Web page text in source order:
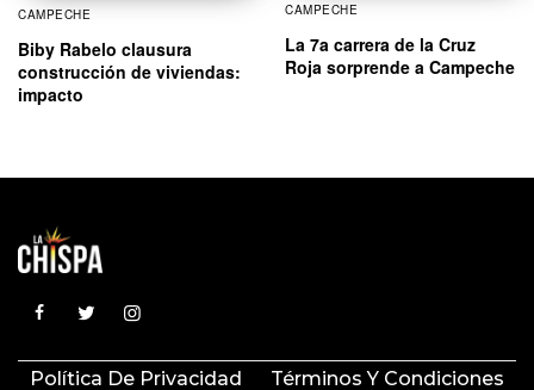
CAMPECHE
Biby Rabelo clausura
construcción de viviendas:
impacto
CAMPECHE
La 7a carrera de la Cruz
Roja sorprende a Campeche
Política De Privacidad Términos Y Condiciones